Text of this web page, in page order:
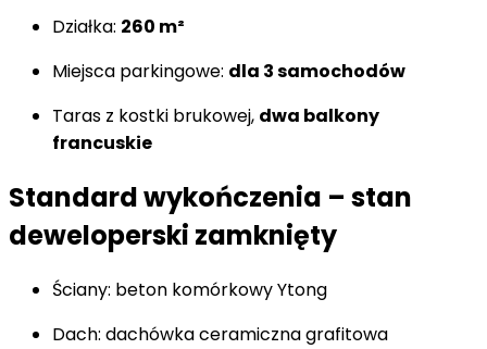
Działka: 260 m²
Miejsca parkingowe: dla 3 samochodów
Taras z kostki brukowej, dwa balkony
francuskie
Standard wykończenia – stan
deweloperski zamknięty
Ściany: beton komórkowy Ytong
Dach: dachówka ceramiczna grafitowa